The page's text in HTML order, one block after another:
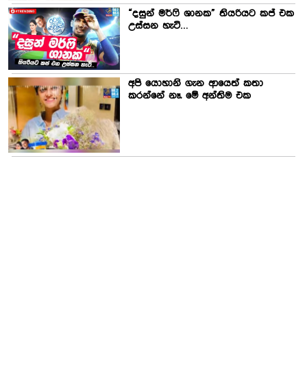
“දසුන් මර්ෆි ශානක” තියරියට කප් එක
උස්සන හැටි…
අපි යොහානි ගැන ආයෙත් කතා
කරන්නේ නෑ. මේ අන්තිම එක